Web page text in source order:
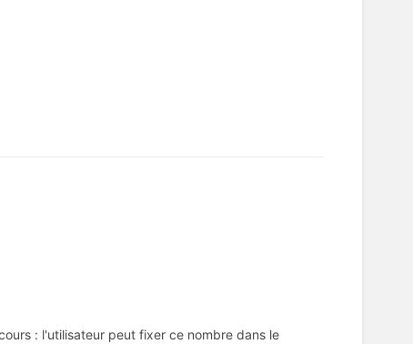
: l'utilisateur peut fixer ce nombre dans le